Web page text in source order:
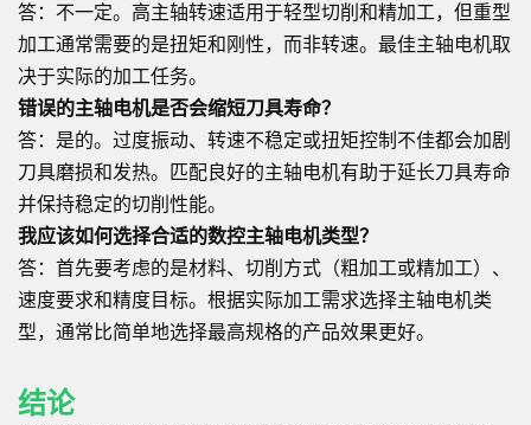
答：不一定。高主轴转速适用于轻型切削和精加工，但重型
加工通常需要的是扭矩和刚性，而非转速。最佳主轴电机取
决于实际的加工任务。
错误的主轴电机是否会缩短刀具寿命？
答：是的。过度振动、转速不稳定或扭矩控制不佳都会加剧
刀具磨损和发热。匹配良好的主轴电机有助于延长刀具寿命
并保持稳定的切削性能。
我应该如何选择合适的数控主轴电机类型？
答：首先要考虑的是材料、切削方式（粗加工或精加工）、
速度要求和精度目标。根据实际加工需求选择主轴电机类
型，通常比简单地选择最高规格的产品效果更好。
结论